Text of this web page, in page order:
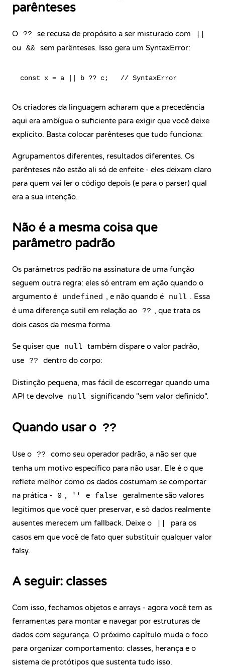
parênteses
O ?? se recusa de propósito a ser misturado com
ou && sem parênteses. Isso gera um SyntaxError:
Os criadores da linguagem acharam que a precedência
aqui era ambígua o suficiente para exigir que você deixe
explícito. Basta colocar parênteses que tudo funciona:
Agrupamentos diferentes, resultados diferentes. Os
parênteses não estão ali só de enfeite - eles deixam claro
para quem vai ler o código depois (e para o parser) qual
era a sua intenção.
Não é a mesma coisa que
parâmetro padrão
Os parâmetros padrão na assinatura de uma função
seguem outra regra: eles só entram em ação quando o
argumento é
undefined , e não quando é null . Essa
é uma diferença sutil em relação ao ?? , que trata os
dois casos da mesma forma.
Se quiser que null também dispare o valor padrão,
use ?? dentro do corpo:
Distinção pequena, mas fácil de escorregar quando uma
API te devolve
null significando "sem valor definido".
Quando usar o ??
Use o ??
como seu operador padrão, a não ser que
tenha um motivo específico para não usar. Ele é o que
reflete melhor como os dados costumam se comportar
na prática -
0 , '' e false
geralmente são valores
legítimos que você quer preservar, e só dados realmente
ausentes merecem um fallback. Deixe o
para os
casos em que você de fato quer substituir qualquer valor
falsy.
A seguir: classes
Com isso, fechamos objetos e arrays - agora você tem as
ferramentas para montar e navegar por estruturas de
dados com segurança. O próximo capítulo muda o foco
para organizar comportamento: classes, herança e o
sistema de protótipos que sustenta tudo isso.